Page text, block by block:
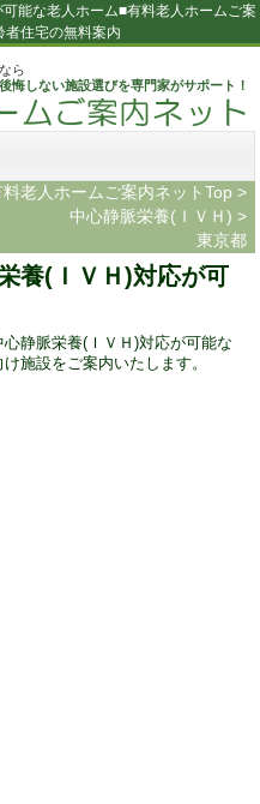
能な老人ホーム■有料老人ホームご案
者住宅の無料案内
ら
悔しない施設選びを専門家がサポート！
料老人ホームご案内ネットTop >
中心静脈栄養(ＩＶＨ) >
東京都
養(ＩＶＨ)対応が可
静脈栄養(ＩＶＨ)対応が可能な
施設をご案内いたします。